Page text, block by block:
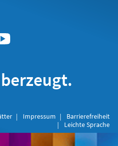
Impressum
Barrierefreiheit
Leichte Sprache